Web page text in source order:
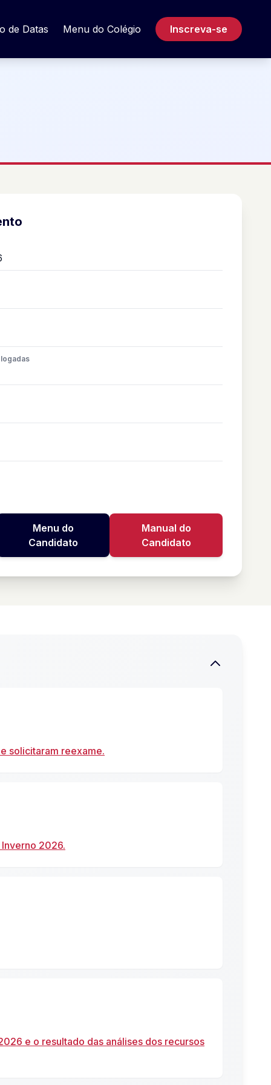
de Datas Menu do Colégio Inscreva-se
Menu do
Candidato
Manual do
Candidato
solicitaram reexame.
2026.
e o resultado das análises dos recursos